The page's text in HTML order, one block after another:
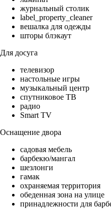
журнальный столик
label_property_cleaner
вешалка для одежды
шторы блэкаут
Для досуга
телевизор
настольные игры
музыкальный центр
спутниковое ТВ
радио
Smart TV
Оснащение двора
садовая мебель
барбекю/мангал
шезлонги
гамак
охраняемая территория
обеденная зона на улице
принадлежности для